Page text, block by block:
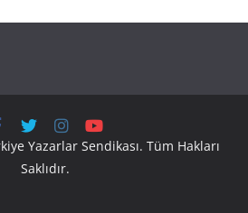
Yazarlar Sendikası. Tüm Hakları
Saklıdır.